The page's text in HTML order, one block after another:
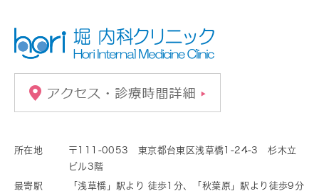
所在地
〒111-0053 東京都台東区浅草橋1-24-3 杉木立
ビル3階
最寄駅 「浅草橋」駅より 徒歩1分、「秋葉原」駅より徒歩9分